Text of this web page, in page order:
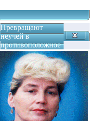
Превращают
неучей в
противоположное